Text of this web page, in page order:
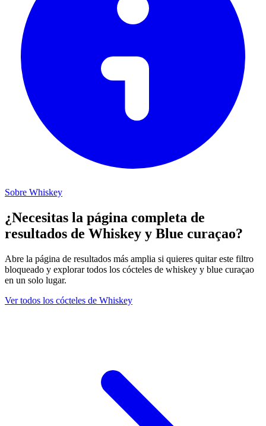
Sobre Whiskey
¿Necesitas la página completa de
resultados de Whiskey y Blue curaçao?
Abre la página de resultados más amplia si quieres quitar este filtro
bloqueado y explorar todos los cócteles de whiskey y blue curaçao
en un solo lugar.
Ver todos los cócteles de Whiskey